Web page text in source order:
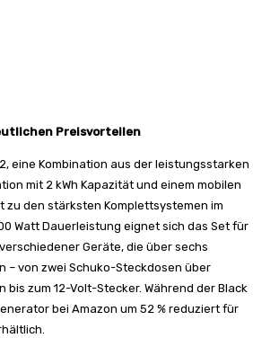
Preisvorteilen
eine Kombination aus der leistungsstarken
mit 2 kWh Kapazität und einem mobilen
zu den stärksten Komplettsystemen im
Watt Dauerleistung eignet sich das Set für
Geräte, die über sechs
– von zwei Schuko-Steckdosen über
zum 12-Volt-Stecker. Während der Black
bei Amazon um 52 % reduziert für